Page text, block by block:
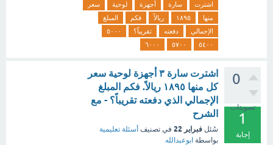
اشترت سارة أجهزة لوحية
سعر
منها
١٨٩٥ ريالاً فكم
المبلغ
الإجمالي
دفعته تقريباً؟
٥٠٠٠
٥٤٠٠
٥٧٠٠ ٦٠٠٠
0
تصويتات
1
إجابة
اشترت سارة ٣ أجهزة لوحية سعر
كل منها ١٨٩٥ ريالاً. فكم المبلغ
الإجمالي الذي دفعته تقريباً؟ - مع
الشرح
سُئل فبراير 22 في تصنيف أسئلة تعليمية
بواسطة ابوعبدالله